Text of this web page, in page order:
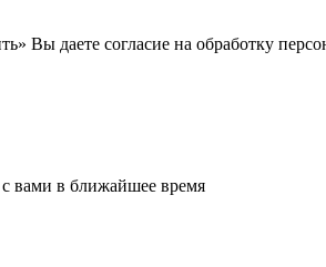
Вы даете согласие на обработку
вами в ближайшее время